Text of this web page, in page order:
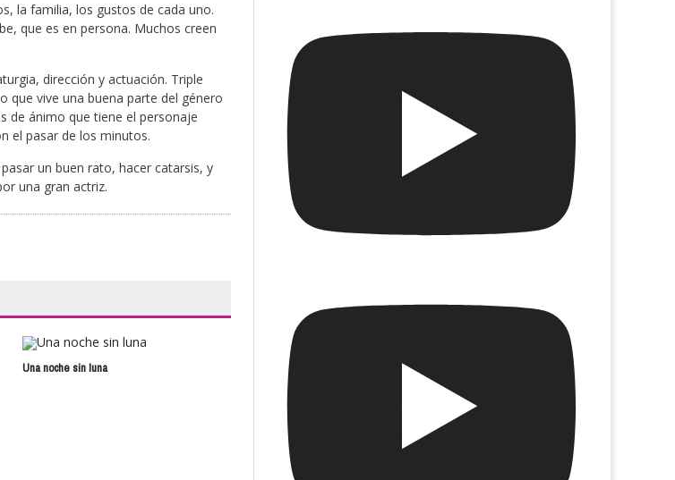
la familia, los gustos de cada uno.
que es en persona. Muchos creen
dirección y actuación. Triple
que vive una buena parte del género
de ánimo que tiene el personaje
el pasar de los minutos.
un buen rato, hacer catarsis, y
una gran actriz.
Una noche sin luna